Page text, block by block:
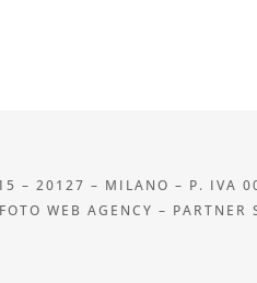
– 20127 – MILANO – P. IVA
WEB AGENCY – PARTNER